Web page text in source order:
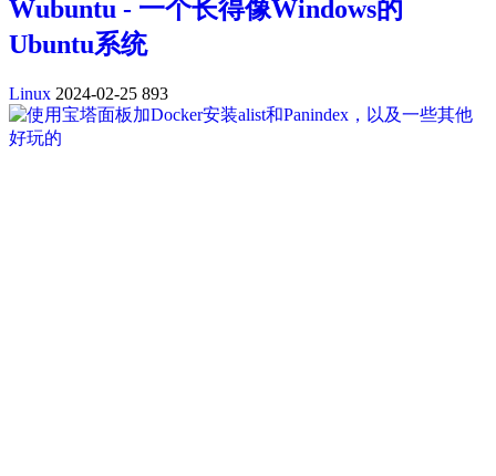
Wubuntu - 一个长得像Windows的
Ubuntu系统
Linux 2024-02-25 893